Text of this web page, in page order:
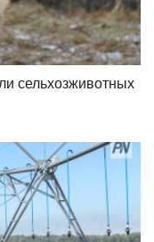
сельхозживотных